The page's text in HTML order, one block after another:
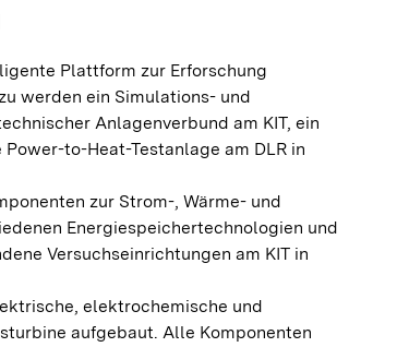
Plattform zur Erforschung
werden ein Simulations- und
Anlagenverbund am KIT, ein
to-Heat-Testanlage am DLR in
zur Strom-, Wärme- und
Energiespeichertechnologien und
Versuchseinrichtungen am KIT in
elektrochemische und
aufgebaut. Alle Komponenten